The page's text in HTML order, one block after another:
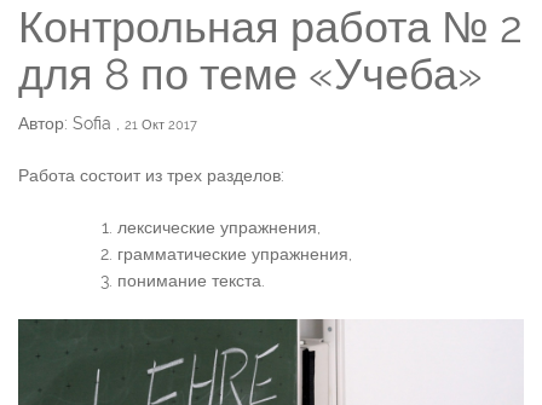
Контрольная работа № 2
для 8 по теме «Учеба»
Автор: Sofia , 21 Окт 2017
Работа состоит из трех разделов:
лексические упражнения,
грамматические упражнения,
понимание текста.